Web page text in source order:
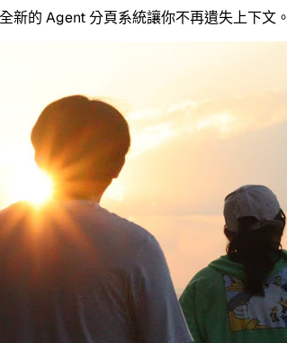
新的 Agent 分頁系統讓你不再遺失上下文。